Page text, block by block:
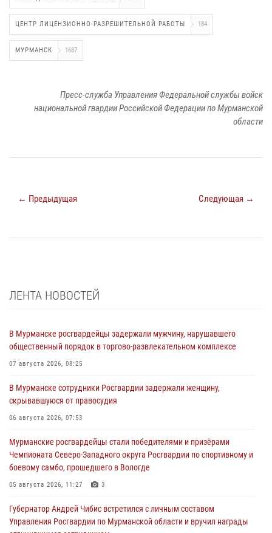
ЦЕНТР ЛИЦЕНЗИОННО-РАЗРЕШИТЕЛЬНОЙ РАБОТЫ 184
МУРМАНСК 1687
Пресс-служба Управления Федеральной службы войск
национальной гвардии Российской Федерации по Мурманской
области
← Предыдущая Следующая →
ЛЕНТА НОВОСТЕЙ
В Мурманске росгвардейцы задержали мужчину, нарушавшего
общественный порядок в торгово-развлекательном комплексе
07 августа 2026, 08:25
В Мурманске сотрудники Росгвардии задержали женщину,
скрывавшуюся от правосудия
06 августа 2026, 07:53
Мурманские росгвардейцы стали победителями и призёрами
Чемпионата Северо-Западного округа Росгвардии по спортивному и
боевому самбо, прошедшего в Вологде
05 августа 2026, 11:27 3
Губернатор Андрей Чибис встретился с личным составом
Управления Росгвардии по Мурманской области и вручил награды